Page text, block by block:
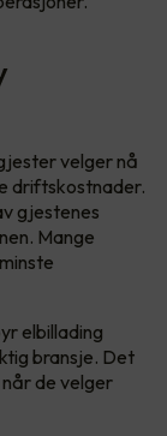
velger nå
driftskostnader.
gjestenes
Mange
elbillading
bransje. Det
de velger